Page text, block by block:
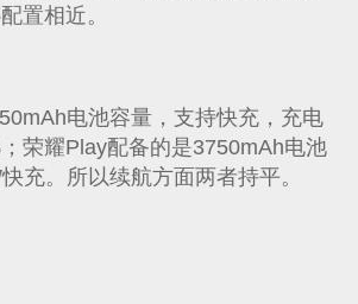
置相近。
电池容量，支持快充，充电
荣耀Play配备的是3750mAh电池
充。所以续航方面两者持平。